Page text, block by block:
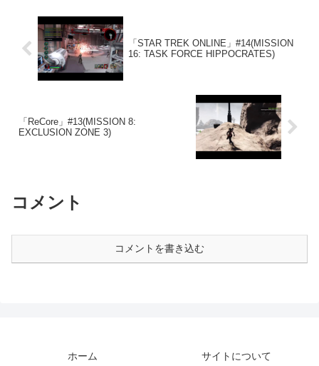
「STAR TREK ONLINE」#14(MISSION
16: TASK FORCE HIPPOCRATES)
「ReCore」#13(MISSION 8:
EXCLUSION ZONE 3)
コメント
コメントを書き込む
ホーム
サイトについて